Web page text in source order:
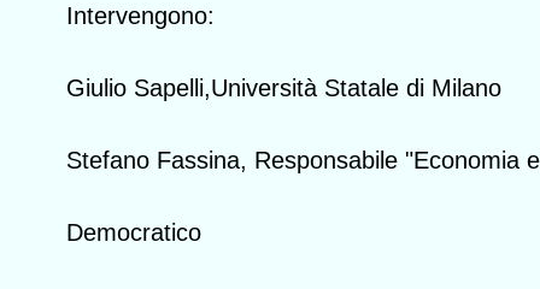
Intervengono:
Giulio Sapelli,Università Statale di Milano
Stefano Fassina, Responsabile "Economia
Democratico